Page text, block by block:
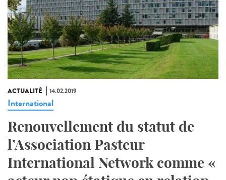
ACTUALITÉ 14.02.2019
International
Renouvellement du statut de
l’Association Pasteur
International Network comme «